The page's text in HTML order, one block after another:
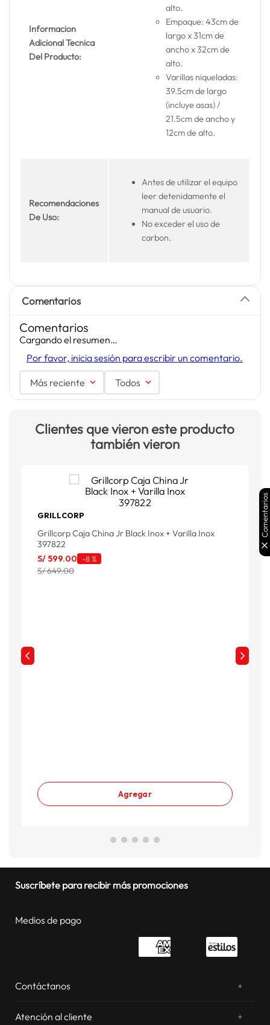
Informacion
Adicional Tecnica
Del Producto:
alto.
Empaque: 43cm de
largo x 31cm de
ancho x 32cm de
alto.
Varillas niqueladas:
39.5cm de largo
(incluye asas) /
21.5cm de ancho y
12cm de alto.
Recomendaciones
De Uso:
Antes de utilizar el equipo
leer detenidamente el
manual de usuario.
No exceder el uso de
carbon.
Comentarios
Comentarios
Cargando el resumen…
Por favor, inicia sesión para escribir un comentario.
Más reciente Todos
Clientes que vieron este producto
también vieron
GRILLCORP
Grillcorp Caja China Jr Black Inox + Varilla Inox
397822
S/ 599.00 -8 %
S/ 649.00
Agregar
Suscríbete para recibir más promociones
Medios de pago
Contáctanos +
Atención al cliente
+
Comentarios